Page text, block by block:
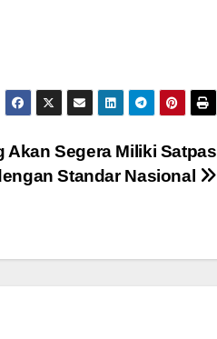
Akan Segera Miliki Satpas
Standar Nasional